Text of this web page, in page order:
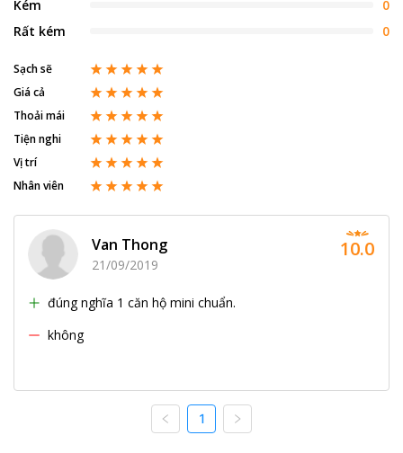
Kém
0
Rất kém
0
Sạch sẽ
Giá cả
Thoải mái
Tiện nghi
Vị trí
Nhân viên
Van Thong
21/09/2019
đúng nghĩa 1 căn hộ mini chuẩn.
không
10.0
1